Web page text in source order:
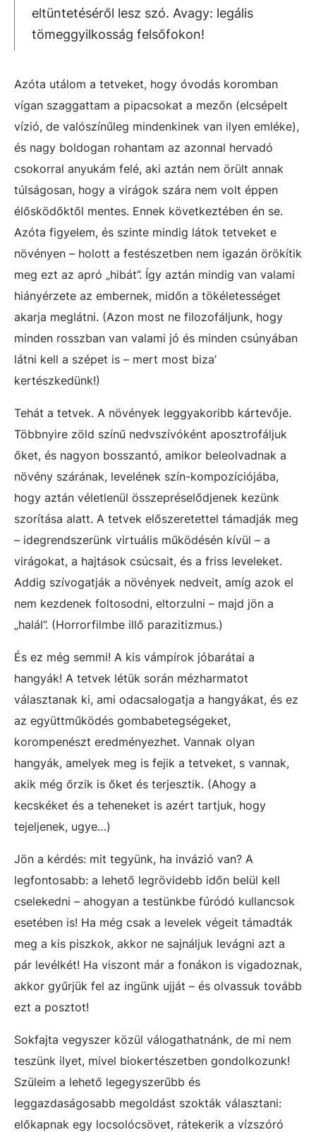
eltüntetéséről lesz szó. Avagy: legális
tömeggyilkosság felsőfokon!
Azóta utálom a tetveket, hogy óvodás koromban
vígan szaggattam a pipacsokat a mezőn (elcsépelt
vízió, de valószínűleg mindenkinek van ilyen emléke),
és nagy boldogan rohantam az azonnal hervadó
csokorral anyukám felé, aki aztán nem örült annak
túlságosan, hogy a virágok szára nem volt éppen
élősködőktől mentes. Ennek következtében én se.
Azóta figyelem, és szinte mindig látok tetveket e
növényen – holott a festészetben nem igazán örökítik
meg ezt az apró „hibát”. Így aztán mindig van valami
hiányérzete az embernek, midőn a tökéletességet
akarja meglátni. (Azon most ne filozofáljunk, hogy
minden rosszban van valami jó és minden csúnyában
látni kell a szépet is – mert most biza’
kertészkedünk!)
Tehát a tetvek. A növények leggyakoribb kártevője.
Többnyire zöld színű nedvszívóként aposztrofáljuk
őket, és nagyon bosszantó, amikor beleolvadnak a
növény szárának, levelének szín-kompozíciójába,
hogy aztán véletlenül összepréselődjenek kezünk
szorítása alatt. A tetvek előszeretettel támadják meg
– idegrendszerünk virtuális működésén kívül – a
virágokat, a hajtások csúcsait, és a friss leveleket.
Addig szívogatják a növények nedveit, amíg azok el
nem kezdenek foltosodni, eltorzulni – majd jön a
„halál”. (Horrorfilmbe illő parazitizmus.)
És ez még semmi! A kis vámpírok jóbarátai a
hangyák! A tetvek létük során mézharmatot
választanak ki, ami odacsalogatja a hangyákat, és ez
az együttműködés gombabetegségeket,
korompenészt eredményezhet. Vannak olyan
hangyák, amelyek meg is fejik a tetveket, s vannak,
akik még őrzik is őket és terjesztik. (Ahogy a
kecskéket és a teheneket is azért tartjuk, hogy
tejeljenek, ugye…)
Jön a kérdés: mit tegyünk, ha invázió van? A
legfontosabb: a lehető legrövidebb időn belül kell
cselekedni – ahogyan a testünkbe fúródó kullancsok
esetében is! Ha még csak a levelek végeit támadták
meg a kis piszkok, akkor ne sajnáljuk levágni azt a
pár levélkét! Ha viszont már a fonákon is vigadoznak,
akkor gyűrjük fel az ingünk ujját – és olvassuk tovább
ezt a posztot!
Sokfajta vegyszer közül válogathatnánk, de mi nem
teszünk ilyet, mivel biokertészetben gondolkozunk!
Szüleim a lehető legegyszerűbb és
leggazdaságosabb megoldást szokták választani:
előkapnak egy locsolócsövet, rátekerik a vízszóró